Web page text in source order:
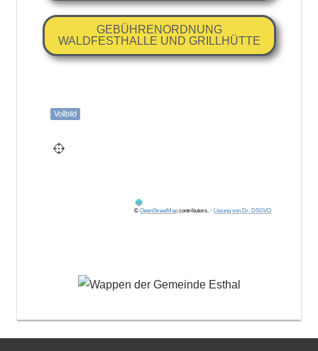
GEBÜHRENORDNUNG
WALDFESTHALLE UND GRILLHÜTTE
©OpenStreetMap contributors. · Lösung von Dr. DSGVO
Vollbild